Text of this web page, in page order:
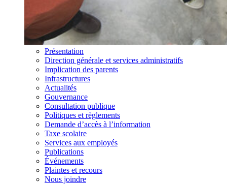
Présentation
Direction générale et services administratifs
Implication des parents
Infrastructures
Actualités
Gouvernance
Consultation publique
Politiques et règlements
Demande d’accès à l’information
Taxe scolaire
Services aux employés
Publications
Événements
Plaintes et recours
Nous joindre